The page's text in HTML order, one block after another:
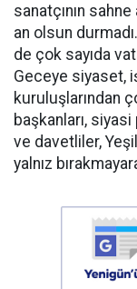
sanatçının
an olsun
de çok sayıda
Geceye siyaset,
kuruluşlarından
başkanları,
ve davetliler,
yalnız